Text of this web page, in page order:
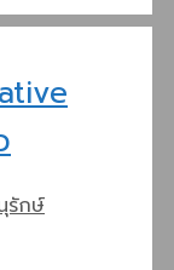
รักษ์